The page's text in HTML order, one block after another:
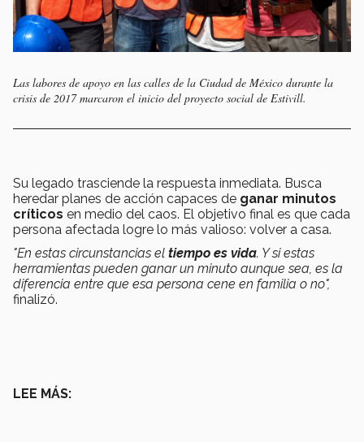
Las labores de apoyo en las calles de la Ciudad de México durante la
crisis de 2017 marcaron el inicio del proyecto social de Estivill.
Su legado trasciende la respuesta inmediata. Busca
heredar planes de acción capaces de ganar minutos
críticos en medio del caos. El objetivo final es que cada
persona afectada logre lo más valioso: volver a casa.
"En estas circunstancias el tiempo es vida. Y si estas
herramientas pueden ganar un minuto aunque sea, es la
diferencia entre que esa persona cene en familia o no",
finalizó.
LEE MÁS: